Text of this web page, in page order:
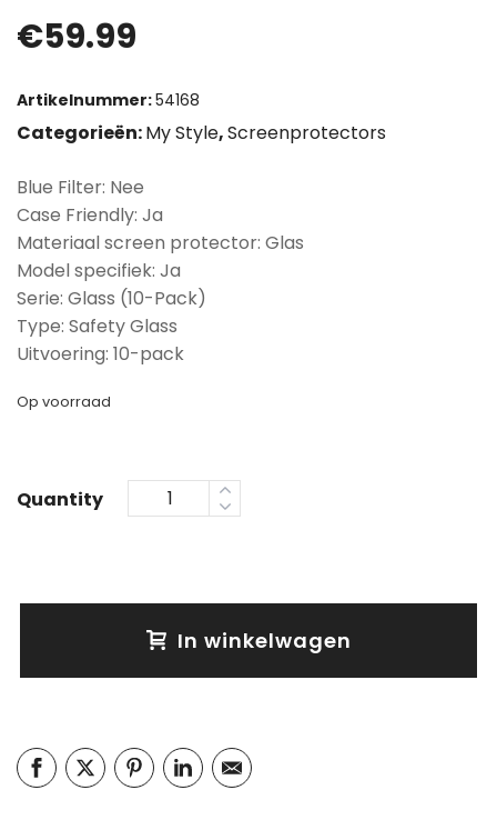
€59.99
Artikelnummer:54168
Categorieën:My Style,Screenprotectors
Blue Filter: Nee
Case Friendly: Ja
Materiaal screen protector: Glas
Model specifiek: Ja
Serie: Glass (10-Pack)
Type: Safety Glass
Uitvoering: 10-pack
Op voorraad
Quantity
In winkelwagen